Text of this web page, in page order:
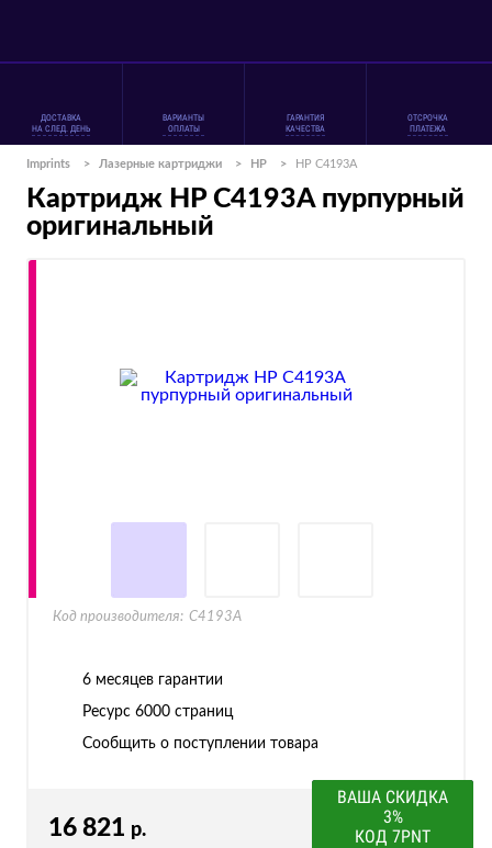
ДОСТАВКА
НА СЛЕД. ДЕНЬ
ВАРИАНТЫ
ОПЛАТЫ
ГАРАНТИЯ
КАЧЕСТВА
ОТСРОЧКА
ПЛАТЕЖА
Imprints > Лазерные картриджи > HP > HP C4193A
Картридж HP C4193A пурпурный
оригинальный
ВАША СКИДКА
3%
КОД 7PNT
16 821 р.
Код производителя: C4193A
6 месяцев гарантии
Ресурс 6000 страниц
Сообщить о поступлении товара